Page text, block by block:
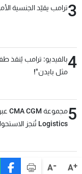
A+
A-
3ترامب يقيّد الجنسية
4بالفيديو: ترامب يُنقذ
مثل بايدن"!
5Logistics تُنجز الاستحواذ على مجموعة فتّال